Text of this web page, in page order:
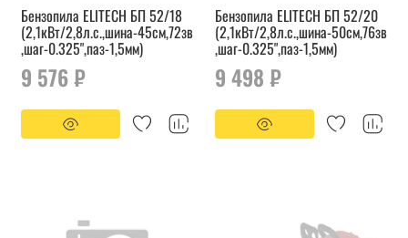
Бензопила ELITECH БП 52/18
(2,1кВт/2,8л.с.,шина-45см,72зв
,шаг-0.325",паз-1,5мм)
9 576 ₽
Бензопила ELITECH БП 52/20
(2,1кВт/2,8л.с.,шина-50см,76зв
,шаг-0.325",паз-1,5мм)
9 498 ₽